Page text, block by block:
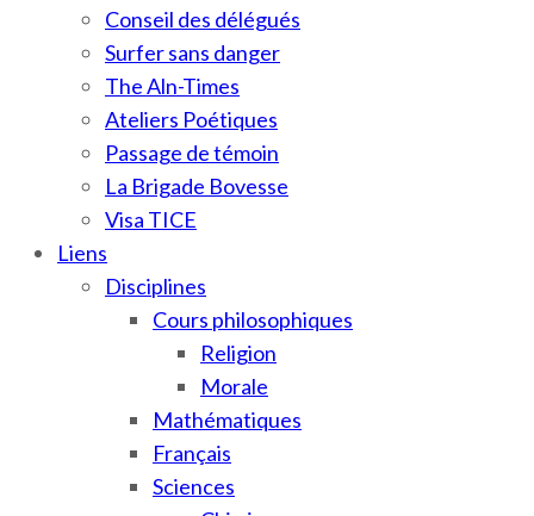
Conseil des délégués
Surfer sans danger
The Aln-Times
Ateliers Poétiques
Passage de témoin
La Brigade Bovesse
Visa TICE
Liens
Disciplines
Cours philosophiques
Religion
Morale
Mathématiques
Français
Sciences